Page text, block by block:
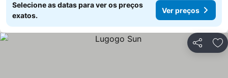
Selecione as datas para ver os preços
exatos.
Ver preços
Partilhar